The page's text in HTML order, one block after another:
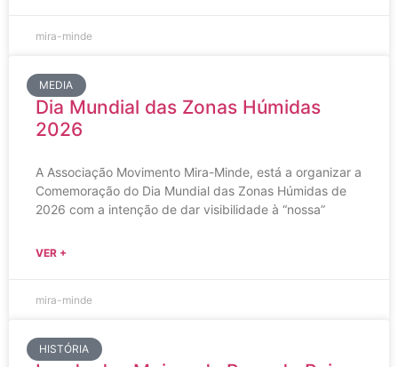
mira-minde
MEDIA
Dia Mundial das Zonas Húmidas
2026
A Associação Movimento Mira-Minde, está a organizar a
Comemoração do Dia Mundial das Zonas Húmidas de
2026 com a intenção de dar visibilidade à “nossa”
VER +
mira-minde
HISTÓRIA